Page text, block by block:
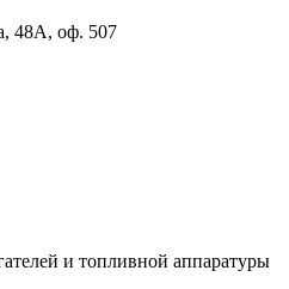
48А, оф. 507
и топливной аппаратуры